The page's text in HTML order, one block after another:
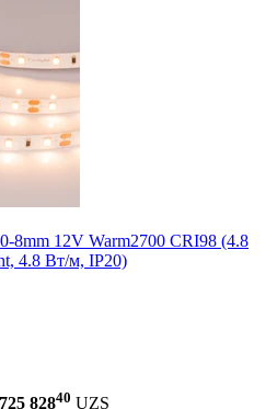
8mm 12V Warm2700 CRI98 (4.8
4.8 Вт/м, IP20)
725 82840 UZS